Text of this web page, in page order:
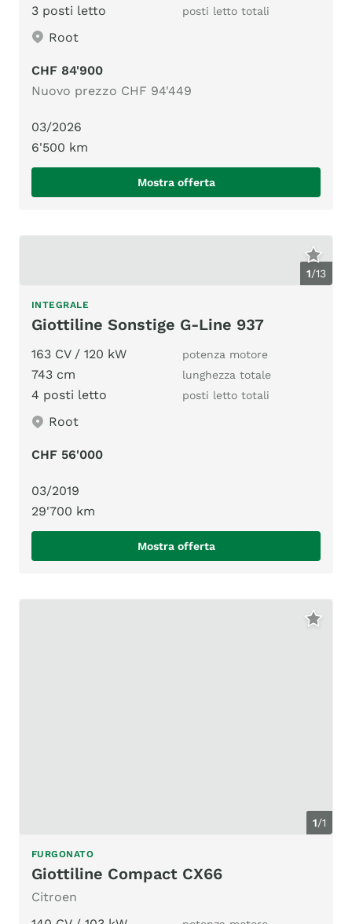
3 posti letto posti letto totali
Root
CHF 84'900
Nuovo prezzo CHF 94'449
03/2026
6'500 km
Mostra offerta
1/13
INTEGRALE
Giottiline Sonstige G-Line 937
163 CV / 120 kW potenza motore
743 cm lunghezza totale
4 posti letto posti letto totali
Root
CHF 56'000
03/2019
29'700 km
Mostra offerta
1/1
FURGONATO
Giottiline Compact CX66
Citroen